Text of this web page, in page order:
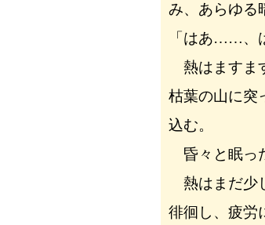
み、あらゆる
「はあ……
熱はますま
枯葉の山に突
込む。
昏々と眠っ
熱はまだ少
徘徊し、疲労